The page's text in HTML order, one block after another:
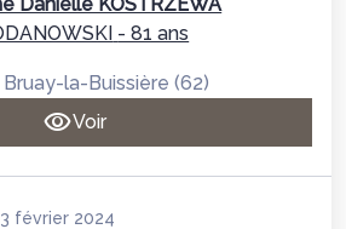
- 81 ans
Bruay-la-Buissière (62)
Voir
février 2024